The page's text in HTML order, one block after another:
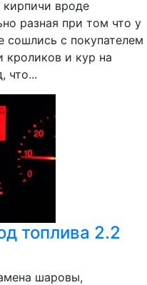
вроде
разная при том что у
сошлись с покупателем
и кур на
что...
топлива 2.2
шаровы,